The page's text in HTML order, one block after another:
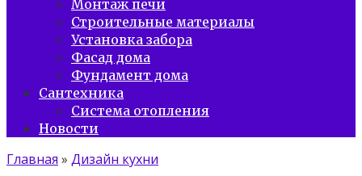
Монтаж печи
Строительные материалы
Установка забора
Фасад дома
Фундамент дома
Сантехника
Система отопления
Новости
Главная » Дизайн кухни